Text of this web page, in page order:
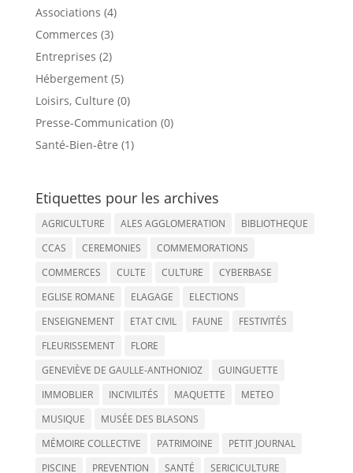
Associations (4)
Commerces (3)
Entreprises (2)
Hébergement (5)
Loisirs, Culture (0)
Presse-Communication (0)
Santé-Bien-être (1)
Etiquettes pour les archives
AGRICULTURE ALES AGGLOMERATION
BIBLIOTHEQUE
CCAS
CEREMONIES
COMMEMORATIONS
COMMERCES
CULTE CULTURE
CYBERBASE
EGLISE ROMANE
ELAGAGE
ELECTIONS
ENSEIGNEMENT
ETAT CIVIL FAUNE
FESTIVITÉS
FLEURISSEMENT
FLORE
GENEVIÈVE DE GAULLE-ANTHONIOZ
GUINGUETTE
IMMOBLIER
INCIVILITÉS MAQUETTE
METEO
MUSIQUE
MUSÉE DES BLASONS
MÉMOIRE COLLECTIVE
PATRIMOINE
PETIT JOURNAL
PISCINE
PREVENTION SANTÉ SERICICULTURE